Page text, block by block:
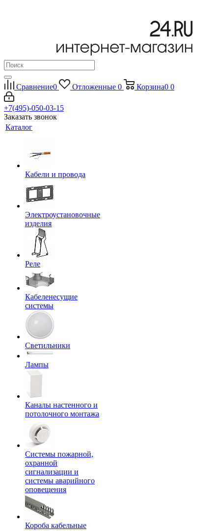
Сравнение0 Отложенные 0 Корзина0 0
+7(495)-050-03-15
Заказать звонок
Каталог
Кабели и провода
Электроустановочные
изделия
Реле
Кабеленесущие
системы
Светильники
Лампы
Каналы настенного и
потолочного монтажа
Системы пожарной,
охранной
сигнализации и
системы аварийного
оповещения
Короба кабельные